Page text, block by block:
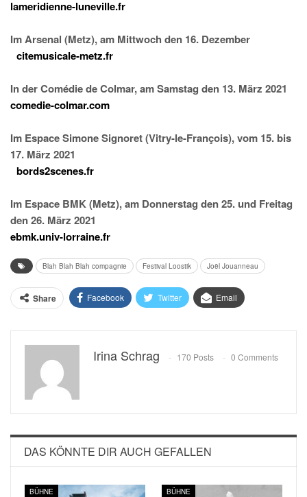
lameridienne-luneville.fr
Im Arsenal (Metz), am Mittwoch den 16. Dezember
citemusicale-metz.fr
In der Comédie de Colmar, am Samstag den 13. März 2021
comedie-colmar.com
Im Espace Simone Signoret (Vitry-le-François), vom 15. bis
17. März 2021
bords2scenes.fr
Im Espace BMK (Metz), am Donnerstag den 25. und Freitag
den 26. März 2021
ebmk.univ-lorraine.fr
Blah Blah Blah compagnie Festival Loostik Joël Jouanneau
Share Facebook Twitter Email
Irina Schrag 170 Posts 0 Comments
DAS KÖNNTE DIR AUCH GEFALLEN
BÜHNE BÜHNE